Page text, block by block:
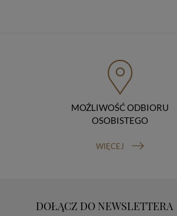
MOŹLIWOŚĆ ODBIORU
OSOBISTEGO
WIĘCEJ
DOŁĄCZ DO NEWSLETTERA